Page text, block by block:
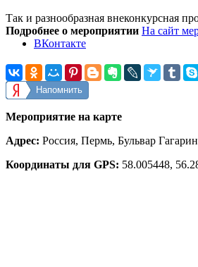
Так и разнообразная внеконкурсная
Подробнее о мероприятии На сайт
ВКонтакте
Напомнить
Мероприятие на карте
Адрес: Россия, Пермь, Бульвар
Координаты для GPS: 58.005448,